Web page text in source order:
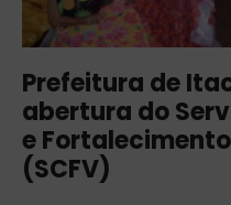
Prefeitura de
abertura do
e
(SCFV)